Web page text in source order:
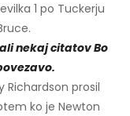
1 po Tuckerju
nekaj citatov Bo
Richardson prosil
ko je Newton